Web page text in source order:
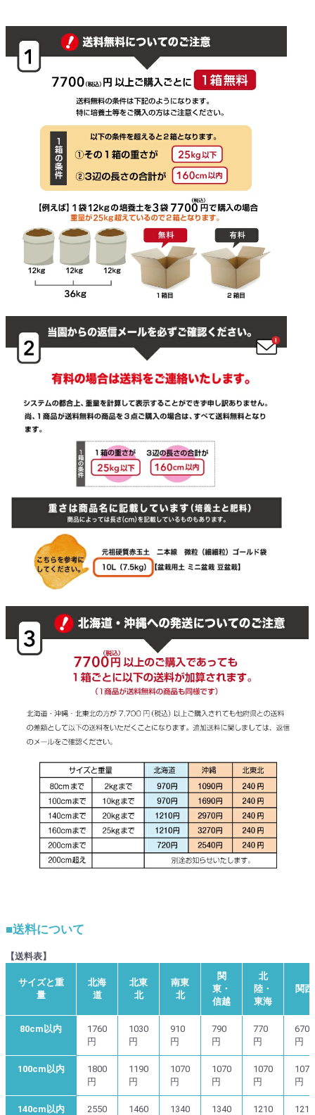
■送料について
【送料表】
サイズと重
量
北海
道
北東
北
南東
北
関
東・
信越
北
陸・
東海
関西
80cm以内
1760
円
1030
円
910
円
790
円
770
円
670
円
100cm以内
1800
円
1190
円
1070
円
1070
円
1070
円
1070
円
140cm以内
2550
1460
1340
1340
1210
1210